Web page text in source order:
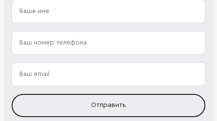
Отправить